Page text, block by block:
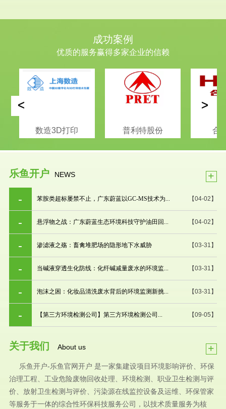
成功案例
优质的服务赢得多家企业的信赖
数造3D打印 普利特股份 合
< >
乐鱼开户 NEWS +
【04-02】
苯胺类超标屡禁不止，广东蔚蓝以GC-MS技术为...
【04-02】
悬浮物之战：广东蔚蓝生态环境科技守护油田回...
【03-31】
渗滤液之殇：畜禽堆肥场的隐形地下水威胁
【03-31】
当碱液穿透生化防线：化纤碱减量废水的环境监...
【03-31】
泡沫之困：化妆品清洗废水背后的环境监测新挑...
【09-05】
【第三方环境检测公司】第三方环境检测公司...
关于我们 About us +
乐鱼开户-乐鱼官网开户 是一家集建设项目环境影响评价、环保
治理工程、工业危险废物回收处理、环境检测、职业卫生检测与评
价、放射卫生检测与评价、污染源在线监控设备及运维、环保管家
等服务于一体的综合性环保科技服务公司，以技术质量服务为核